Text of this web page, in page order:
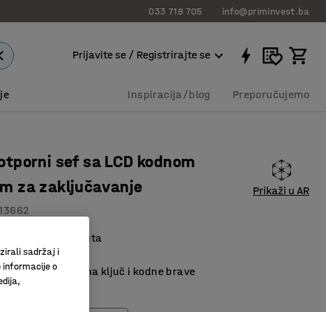
033 718 705 info@priminvest.ba
Prijavite se / Registrirajte se
Inspiracija/blog Preporučujemo
sef sa LCD kodnom
za zaključavanje
Prikaži u AR
do 60 minuta
polica
između brave na ključ i kodne brave
sadržaj i
informacije o